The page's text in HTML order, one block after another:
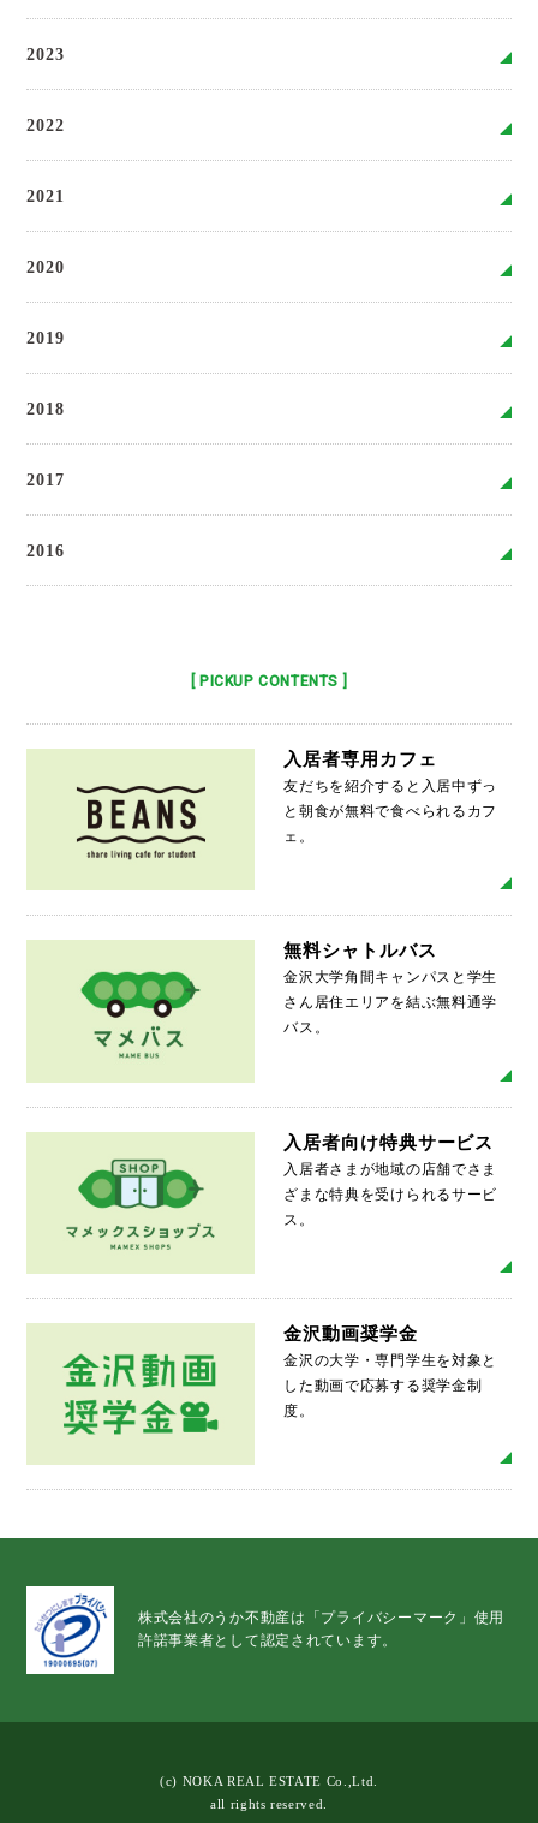
2023
2022
2021
2020
2019
2018
2017
2016
[ PICKUP CONTENTS ]
入居者専用カフェ
友だちを紹介すると入居中ずっ
と朝食が無料で食べられるカフ
ェ。
無料シャトルバス
金沢大学角間キャンパスと学生
さん居住エリアを結ぶ無料通学
バス。
入居者向け特典サービス
入居者さまが地域の店舗でさま
ざまな特典を受けられるサービ
ス。
金沢動画奨学金
金沢の大学・専門学生を対象と
した動画で応募する奨学金制
度。
株式会社のうか不動産は「プライバシーマーク」使用
許諾事業者として認定されています。
(c) NOKA REAL ESTATE Co.,Ltd.
all rights reserved.